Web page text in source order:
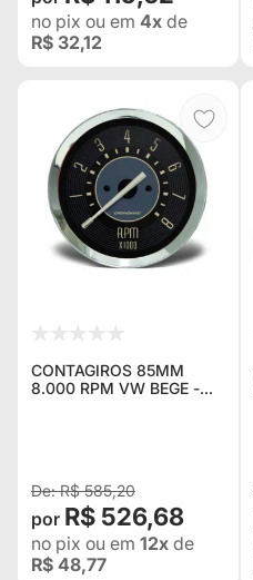
no pix ou em 4x de
R$ 32,12
CONTAGIROS 85MM
8.000 RPM VW BEGE -
R$ 585,20
R$ 526,68
no pix ou em 12x de
R$ 48,77